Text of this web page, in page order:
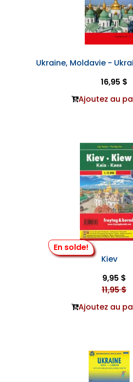
Ukraine, Moldavie -
16,95 $
Ajoutez au
En solde!
Kiev
9,95 $
11,95 $
Ajoutez au